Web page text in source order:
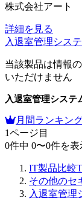
株式会社アート
詳細を見る
入退室管理シス
当該製品は情報
いただけません
入退室管理システ
月間ランキン
1ページ目
0件中 0〜0件を表
IT製品比較
その他のセ
入退室管理